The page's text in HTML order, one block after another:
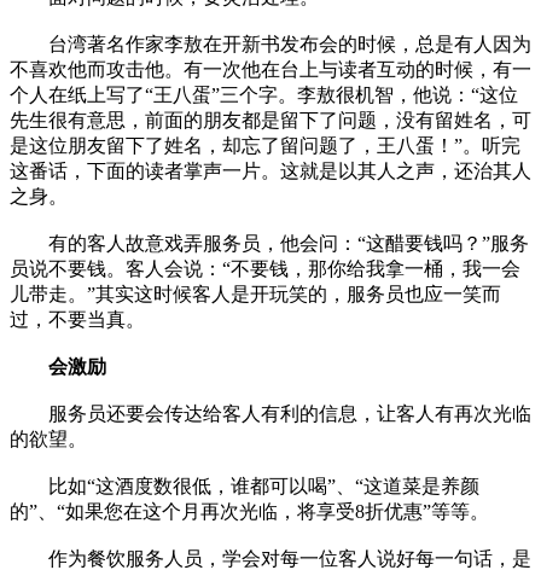
台湾著名作家李敖在开新书发布会的时候，总是有人因为
不喜欢他而攻击他。有一次他在台上与读者互动的时候，有一
个人在纸上写了“王八蛋”三个字。李敖很机智，他说：“这位
先生很有意思，前面的朋友都是留下了问题，没有留姓名，可
是这位朋友留下了姓名，却忘了留问题了，王八蛋！”。听完
这番话，下面的读者掌声一片。这就是以其人之声，还治其人
之身。
有的客人故意戏弄服务员，他会问：“这醋要钱吗？”服务
员说不要钱。客人会说：“不要钱，那你给我拿一桶，我一会
儿带走。”其实这时候客人是开玩笑的，服务员也应一笑而
过，不要当真。
会激励
服务员还要会传达给客人有利的信息，让客人有再次光临
的欲望。
比如“这酒度数很低，谁都可以喝”、“这道菜是养颜
的”、“如果您在这个月再次光临，将享受8折优惠”等等。
作为餐饮服务人员，学会对每一位客人说好每一句话，是